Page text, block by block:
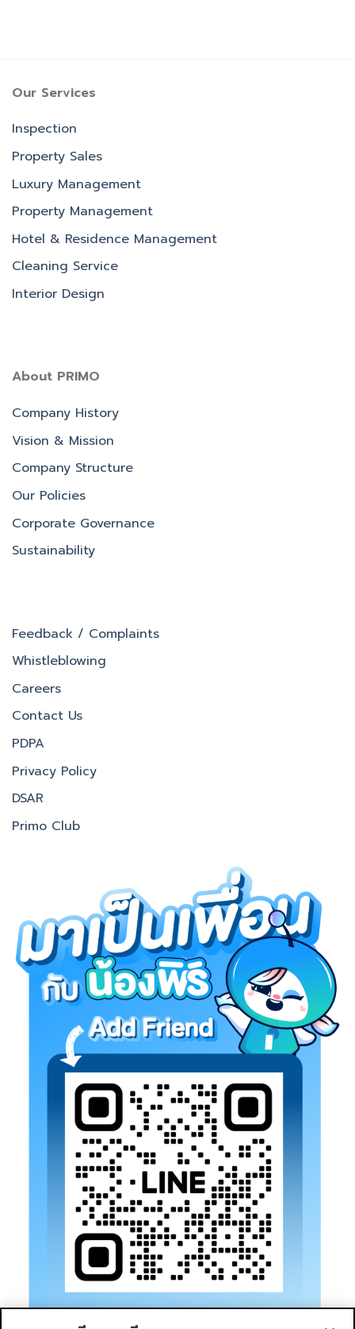
Our Services
Inspection
Property Sales
Luxury Management
Property Management
Hotel & Residence Management
Cleaning Service
Interior Design
About PRIMO
Company History
Vision & Mission
Company Structure
Our Policies
Corporate Governance
Sustainability
Feedback / Complaints
Whistleblowing
Careers
Contact Us
PDPA
Privacy Policy
DSAR
Primo Club